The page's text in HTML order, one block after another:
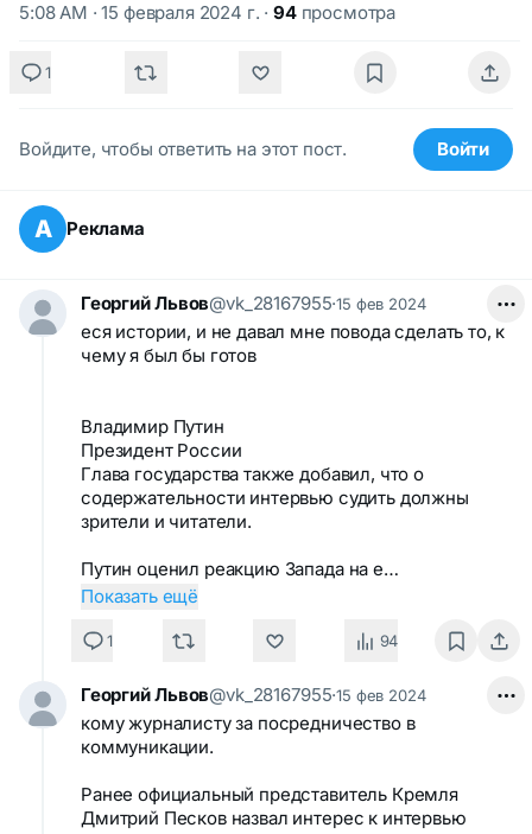
5:08 AM · 15 февраля 2024 г. ·94просмотра
1
Войдите, чтобы ответить на этот пост. Войти
А Реклама
Георгий Львов@vk_28167955·15 фев 2024
еся истории, и не давал мне повода сделать то, к
чему я был бы готов
Владимир Путин
Президент России
Глава государства также добавил, что о
содержательности интервью судить должны
зрители и читатели.
Путин оценил реакцию Запада на е…
Показать ещё
1 94
Георгий Львов@vk_28167955·15 фев 2024
кому журналисту за посредничество в
коммуникации.
Ранее официальный представитель Кремля
Дмитрий Песков назвал интерес к интервью